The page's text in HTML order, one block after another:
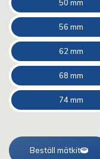
50 mm
56 mm
62 mm
68 mm
74 mm
Beställ mätkit